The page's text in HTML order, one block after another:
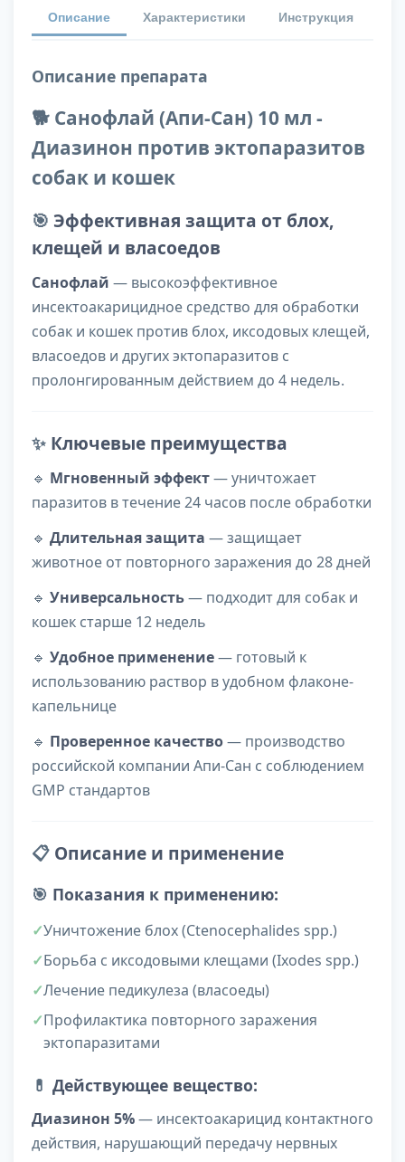
Описание Характеристики Инструкция
Описание препарата
🐕 Санофлай (Апи-Сан) 10 мл -
Диазинон против эктопаразитов
собак и кошек
🎯 Эффективная защита от блох,
клещей и власоедов
Санофлай — высокоэффективное
инсектоакарицидное средство для обработки
собак и кошек против блох, иксодовых клещей,
власоедов и других эктопаразитов с
пролонгированным действием до 4 недель.
✨ Ключевые преимущества
🔹 Мгновенный эффект— уничтожает
паразитов в течение 24 часов после обработки
🔹 Длительная защита — защищает
животное от повторного заражения до 28 дней
🔹 Универсальность— подходит для собак и
кошек старше 12 недель
🔹 Удобное применение— готовый к
использованию раствор в удобном флаконе-
капельнице
🔹 Проверенное качество— производство
российской компании Апи-Сан с соблюдением
GMP стандартов
📋 Описание и применение
🎯 Показания к применению:
Уничтожение блох (Ctenocephalides spp.)
Борьба с иксодовыми клещами (Ixodes spp.)
Лечение педикулеза (власоеды)
Профилактика повторного заражения
эктопаразитами
💊 Действующее вещество:
Диазинон 5%— инсектоакарицид контактного
действия, нарушающий передачу нервных